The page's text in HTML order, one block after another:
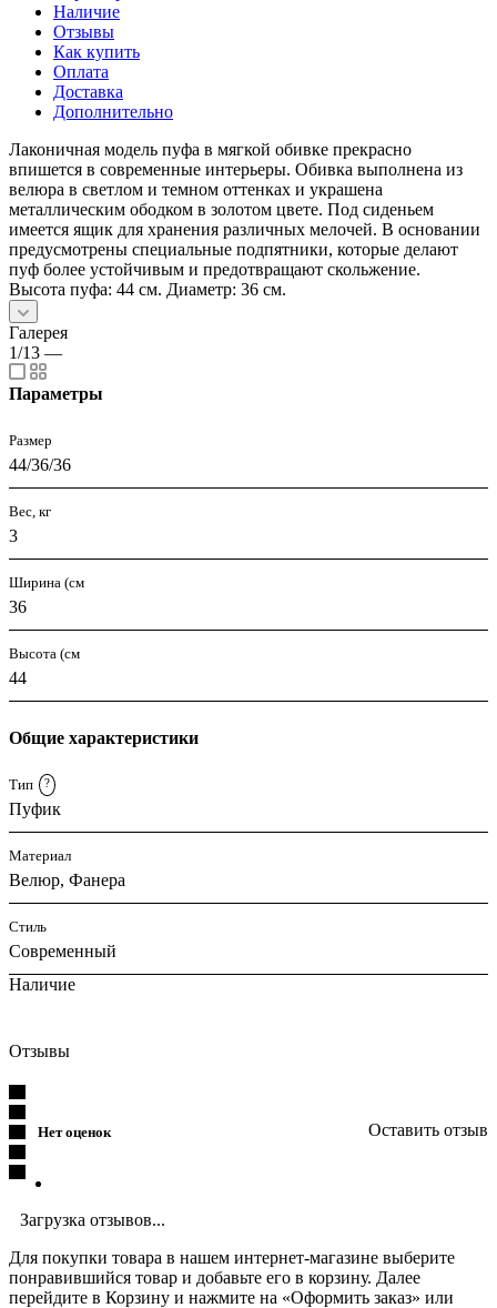
Наличие
Отзывы
Как купить
Оплата
Доставка
Дополнительно
Лаконичная модель пуфа в мягкой обивке прекрасно
впишется в современные интерьеры. Обивка выполнена из
велюра в светлом и темном оттенках и украшена
металлическим ободком в золотом цвете. Под сиденьем
имеется ящик для хранения различных мелочей. В основании
предусмотрены специальные подпятники, которые делают
пуф более устойчивым и предотвращают скольжение.
Высота пуфа: 44 см. Диаметр: 36 см.
Галерея
1/13 —
Параметры
Размер
44/36/36
Вес, кг
3
Ширина (см
36
Высота (см
44
Общие характеристики
Тип ?
Пуфик
Материал
Велюр, Фанера
Стиль
Современный
Наличие
Отзывы
Нет оценок Оставить отзыв
Загрузка отзывов...
Для покупки товара в нашем интернет-магазине выберите
понравившийся товар и добавьте его в корзину. Далее
перейдите в Корзину и нажмите на «Оформить заказ» или